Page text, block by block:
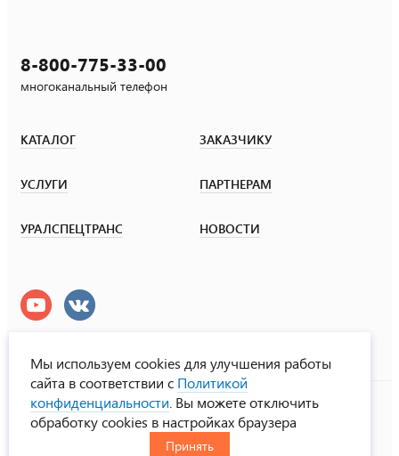
8-800-775-33-00
многоканальный телефон
КАТАЛОГ ЗАКАЗЧИКУ
УСЛУГИ ПАРТНЕРАМ
УРАЛСПЕЦТРАНС НОВОСТИ
УралСпецТранс
© ООО «Урал СТ», 2000-2026
Политика конфиденциальности
Мы используем cookies для улучшения работы
сайта в соответствии с Политикой
конфиденциальности . Вы можете отключить
обработку cookies в настройках браузера
Принять